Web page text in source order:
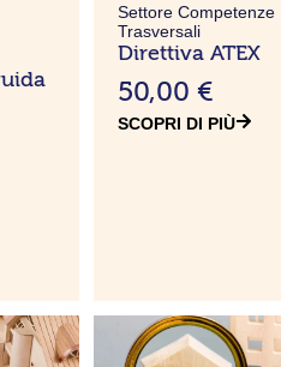
Settore Competenze
Trasversali
Direttiva ATEX
50,00 €
SCOPRI DI PIÙ